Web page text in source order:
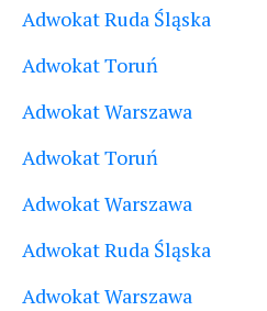
Adwokat Ruda Śląska
Adwokat Toruń
Adwokat Warszawa
Adwokat Toruń
Adwokat Warszawa
Adwokat Ruda Śląska
Adwokat Warszawa